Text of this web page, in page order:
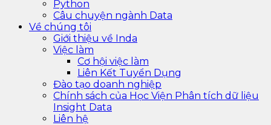
Python
Câu chuyện ngành Data
Về chúng tôi
Giới thiệu về Inda
Việc làm
Cơ hội việc làm
Liên Kết Tuyển Dụng
Đào tạo doanh nghiệp
Chính sách của Học Viện Phân tích dữ liệu
Insight Data
Liên hệ